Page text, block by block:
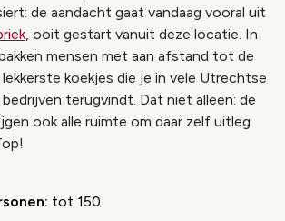
de aandacht gaat vandaag vooral uit
, ooit gestart vanuit deze locatie. In
mensen met aan afstand tot de
koekjes die je in vele Utrechtse
terugvindt. Dat niet alleen: de
ook alle ruimte om daar zelf uitleg
tot 150